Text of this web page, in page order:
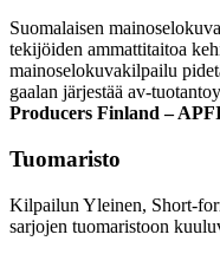
Suomalaisen
tekijöiden ammattitaitoa
mainoselokuvakilpailu
gaalan järjestää av-
Producers Finland –
Tuomaristo
Kilpailun Yleinen, Short-
sarjojen tuomaristoon